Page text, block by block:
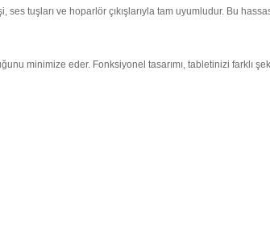
tuşları ve hoparlör çıkışlarıyla tam uyumludur. Bu
minimize eder. Fonksiyonel tasarımı, tabletinizi farklı